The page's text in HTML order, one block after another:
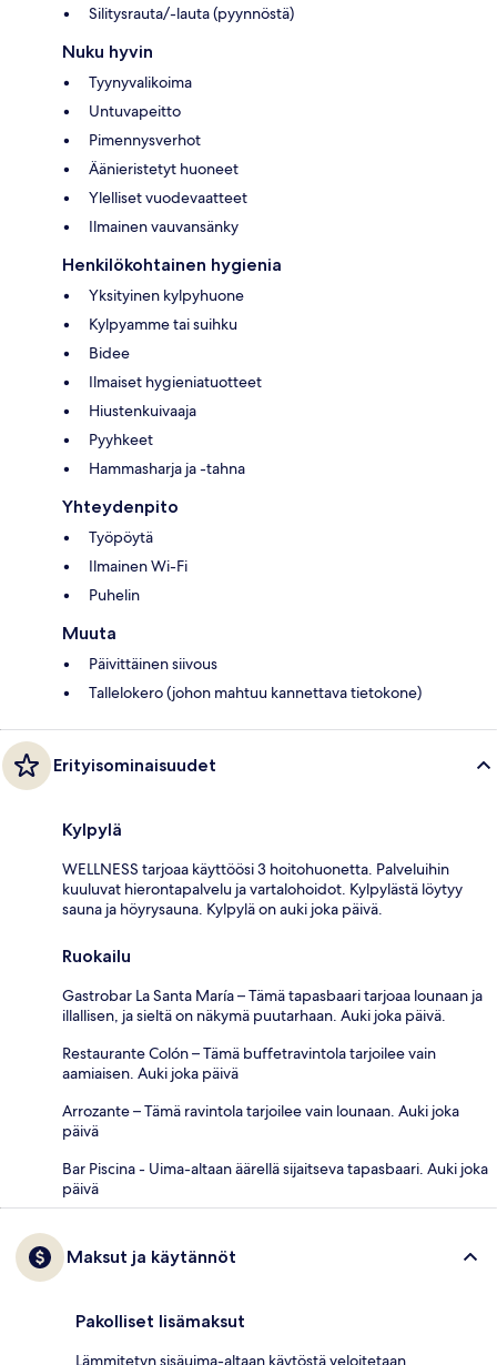
Silitysrauta/-lauta (pyynnöstä)
Nuku hyvin
Tyynyvalikoima
Untuvapeitto
Pimennysverhot
Äänieristetyt huoneet
Ylelliset vuodevaatteet
Ilmainen vauvansänky
Henkilökohtainen hygienia
Yksityinen kylpyhuone
Kylpyamme tai suihku
Bidee
Ilmaiset hygieniatuotteet
Hiustenkuivaaja
Pyyhkeet
Hammasharja ja -tahna
Yhteydenpito
Työpöytä
Ilmainen Wi-Fi
Puhelin
Muuta
Päivittäinen siivous
Tallelokero (johon mahtuu kannettava tietokone)
Erityisominaisuudet
Kylpylä
WELLNESS tarjoaa käyttöösi 3 hoitohuonetta. Palveluihin
kuuluvat hierontapalvelu ja vartalohoidot. Kylpylästä löytyy
sauna ja höyrysauna. Kylpylä on auki joka päivä.
Ruokailu
Gastrobar La Santa María – Tämä tapasbaari tarjoaa lounaan ja
illallisen, ja sieltä on näkymä puutarhaan. Auki joka päivä.
Restaurante Colón – Tämä buffetravintola tarjoilee vain
aamiaisen. Auki joka päivä
Arrozante – Tämä ravintola tarjoilee vain lounaan. Auki joka
päivä
Bar Piscina - Uima-altaan äärellä sijaitseva tapasbaari. Auki joka
päivä
Maksut ja käytännöt
Pakolliset lisämaksut
Lämmitetyn sisäuima-altaan käytöstä veloitetaan